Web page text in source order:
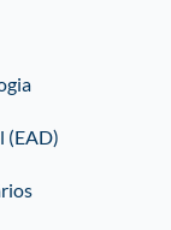
(EAD)